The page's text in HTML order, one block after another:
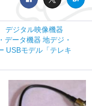
デジタル映像機器
データ機器 地デジ・
USBモデル「テレキ